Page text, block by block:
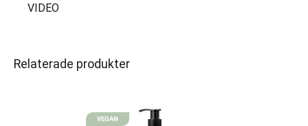
VIDEO
Relaterade produkter
VEGAN